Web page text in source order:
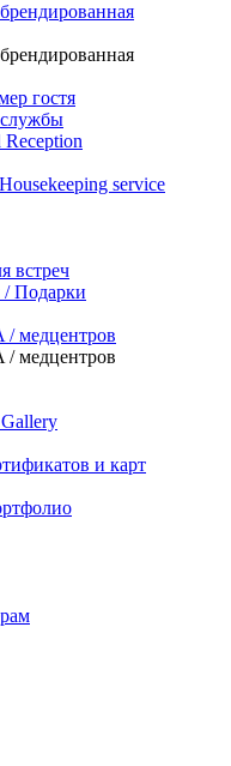
гостя
службы
service
встреч
Подарки
/ медцентров
/ медцентров
и карт